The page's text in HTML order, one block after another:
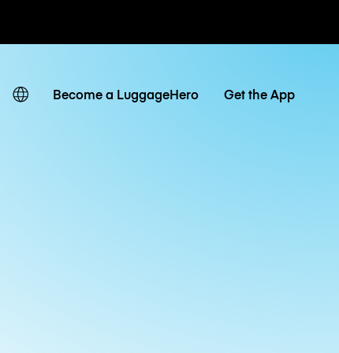
Become a LuggageHero Get the App